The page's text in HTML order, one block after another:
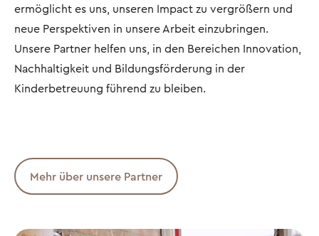
ermöglicht es uns, unseren Impact zu vergrößern und
neue Perspektiven in unsere Arbeit einzubringen.
Unsere Partner helfen uns, in den Bereichen Innovation,
Nachhaltigkeit und Bildungsförderung in der
Kinderbetreuung führend zu bleiben.
Mehr über unsere Partner